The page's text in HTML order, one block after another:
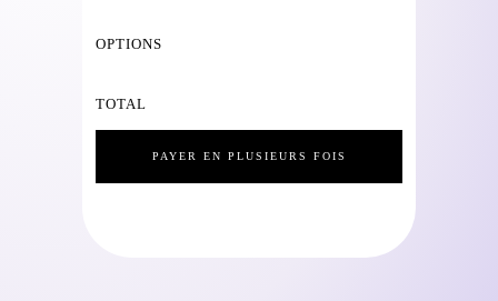
OPTIONS
TOTAL